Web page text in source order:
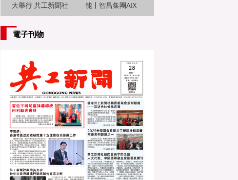
大舉行 共工新聞社
特約新聞觀察員前
方直擊
能丨智昌集團AIX
機器人亮相2025世
電子刊物